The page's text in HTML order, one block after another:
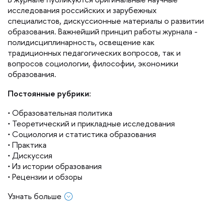
исследования российских и зарубежных
специалистов, дискуссионные материалы о развитии
образования. Важнейший принцип работы журнала -
полидисциплинарность, освещение как
традиционных педагогических вопросов, так и
опросов социологии, философии, экономики
образования.
Постоянные рубрики:
• Образовательная политика
• Теоретический и прикладные исследования
• Социология и статистика образования
• Практика
• Дискуссия
• Из истории образования
• Рецензии и обзоры
Узнать больше